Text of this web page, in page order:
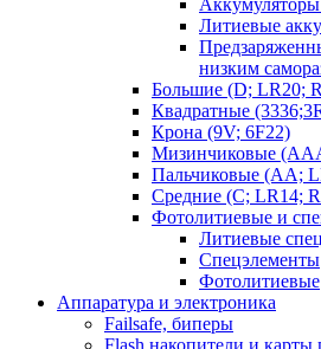
Литиевые
низким
Большие (D; LR20;
Квадратные
Крона (9V; 6F22)
Мизинчиковые
Пальчиковые (AA;
Средние (C; LR14;
Фотолитиевые и
Литиевые
Спецэлементы
Фотолитиевые
Аппаратура и электроника
Failsafe, биперы
Flash накопители и карты